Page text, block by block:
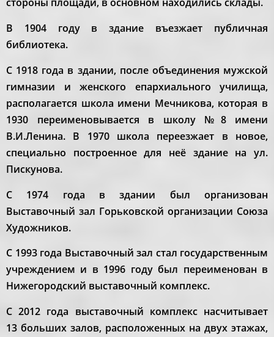
В 1904 году в здание въезжает публичная
библиотека.
С 1918 года в здании, после объединения мужской
гимназии и женского епархиального училища,
располагается школа имени Мечникова, которая в
1930 переименовывается в школу №8 имени
В.И.Ленина. В 1970 школа переезжает в новое,
специально построенное для неё здание на ул.
Пискунова.
С 1974 года в здании был организован
Выставочный зал Горьковской организации Союза
Художников.
С 1993 года Выставочный зал стал государственным
учреждением и в 1996 году был переименован в
Нижегородский выставочный комплекс.
С 2012 года выставочный комплекс насчитывает
13 больших залов, расположенных на двух этажах,